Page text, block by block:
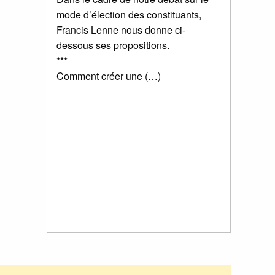
mode d’élection des constituants,
Francis Lenne nous donne ci-
dessous ses propositions.
***
Comment créer une (…)